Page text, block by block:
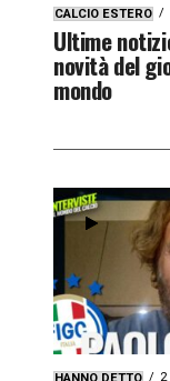
CALCIO ESTERO
Ultime
novità del
mondo
HANNO DETTO